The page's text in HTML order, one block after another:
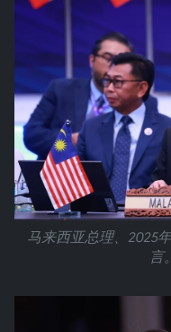
马来西亚总理、2025
言